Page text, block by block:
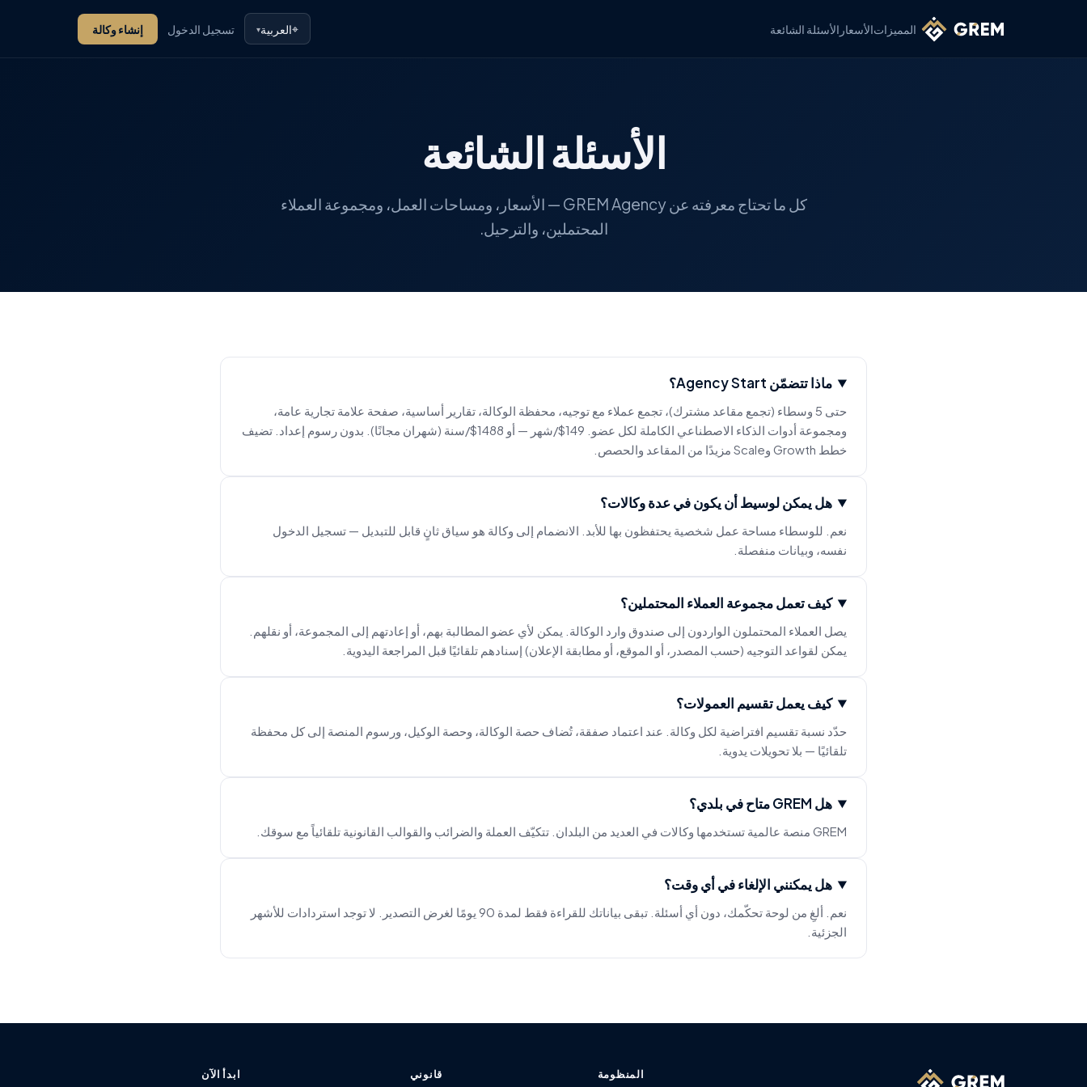
المميزاتالأسعار الأسئلة الشائعة ⌖العربية▾ تسجيل الدخول إنشاء وكالة
الأسئلة الشائعة
كل ما تحتاج معرفته عن GREM Agency — الأسعار، ومساحات العمل، ومجموعة العملاء
المحتملين، والترحيل.
ماذا تتضمّن Agency Start؟
حتى 5 وسطاء (تجمع مقاعد مشترك)، تجمع عملاء مع توجيه، محفظة الوكالة، تقارير أساسية، صفحة علامة تجارية عامة،
ومجموعة أدوات الذكاء الاصطناعي الكاملة لكل عضو. 149$/شهر — أو 1488$/سنة (شهران مجانًا). بدون رسوم إعداد. تضيف
خطط Growth وScale مزيدًا من المقاعد والحصص.
هل يمكن لوسيط أن يكون في عدة وكالات؟
نعم. للوسطاء مساحة عمل شخصية يحتفظون بها للأبد. الانضمام إلى وكالة هو سياق ثانٍ قابل للتبديل — تسجيل الدخول
نفسه، وبيانات منفصلة.
كيف تعمل مجموعة العملاء المحتملين؟
يصل العملاء المحتملون الواردون إلى صندوق وارد الوكالة. يمكن لأي عضو المطالبة بهم، أو إعادتهم إلى المجموعة، أو نقلهم.
يمكن لقواعد التوجيه (حسب المصدر، أو الموقع، أو مطابقة الإعلان) إسنادهم تلقائيًا قبل المراجعة اليدوية.
كيف يعمل تقسيم العمولات؟
حدّد نسبة تقسيم افتراضية لكل وكالة. عند اعتماد صفقة، تُضاف حصة الوكالة، وحصة الوكيل، ورسوم المنصة إلى كل محفظة
تلقائيًا — بلا تحويلات يدوية.
هل GREM متاح في بلدي؟
GREM منصة عالمية تستخدمها وكالات في العديد من البلدان. تتكيّف العملة والضرائب والقوالب القانونية تلقائياً مع سوقك.
هل يمكنني الإلغاء في أي وقت؟
نعم. ألغِ من لوحة تحكّمك، دون أي أسئلة. تبقى بياناتك للقراءة فقط لمدة 90 يومًا لغرض التصدير. لا توجد استردادات للأشهر
الجزئية.
المنظومة قانوني ابدأ الآن